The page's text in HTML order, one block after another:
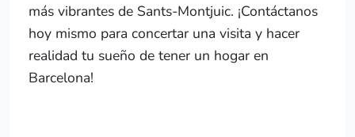
más vibrantes de Sants-Montjuic. ¡Contáctanos
hoy mismo para concertar una visita y hacer
realidad tu sueño de tener un hogar en
Barcelona!